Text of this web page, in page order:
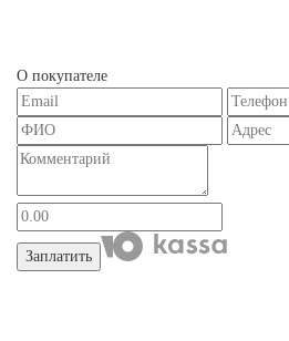
О покупателе
Заплатить